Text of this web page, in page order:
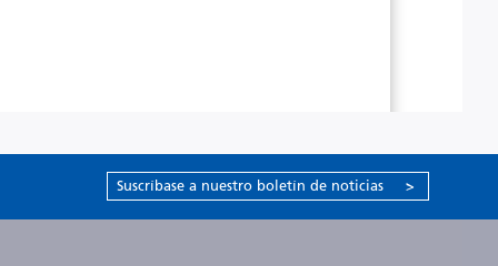
Suscríbase a nuestro boletín de noticias >